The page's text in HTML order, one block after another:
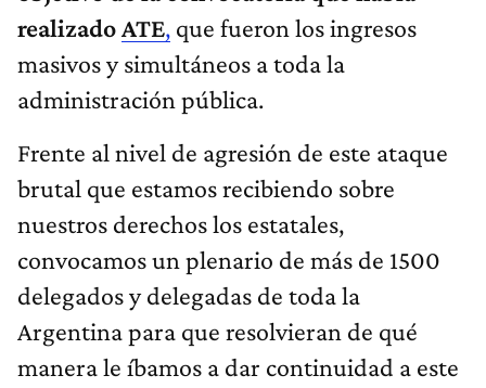
realizadoATE, que fueron los ingresos
masivos y simultáneos a toda la
administración pública.
Frente al nivel de agresión de este ataque
brutal que estamos recibiendo sobre
nuestros derechos los estatales,
convocamos un plenario de más de 1500
delegados y delegadas de toda la
Argentina para que resolvieran de qué
manera le íbamos a dar continuidad a este